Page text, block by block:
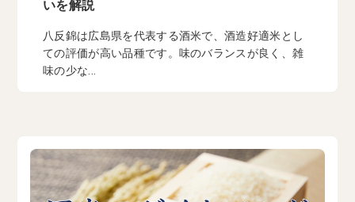
いを解説
八反錦は広島県を代表する酒米で、酒造好適米とし
ての評価が高い品種です。味のバランスが良く、雑
味の少な...